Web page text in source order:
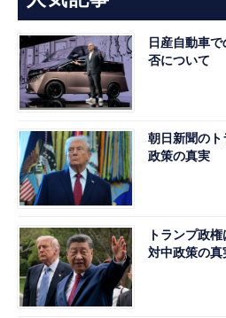
日産自動車
否について
朝日新聞の
政策の真実
トランプ政
対中政策の真